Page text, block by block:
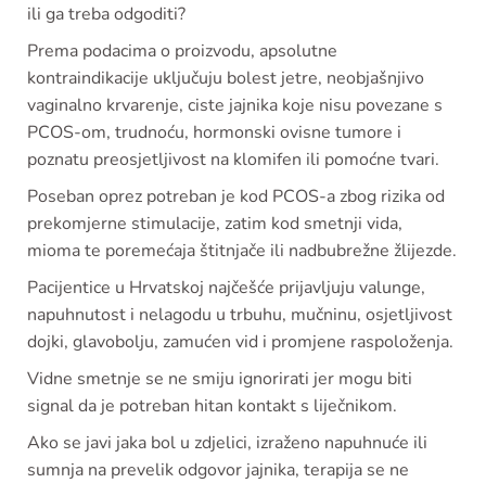
ili ga treba odgoditi?
Prema podacima o proizvodu, apsolutne
kontraindikacije uključuju bolest jetre, neobjašnjivo
vaginalno krvarenje, ciste jajnika koje nisu povezane s
PCOS-om, trudnoću, hormonski ovisne tumore i
poznatu preosjetljivost na klomifen ili pomoćne tvari.
Poseban oprez potreban je kod PCOS-a zbog rizika od
prekomjerne stimulacije, zatim kod smetnji vida,
mioma te poremećaja štitnjače ili nadbubrežne žlijezde.
Pacijentice u Hrvatskoj najčešće prijavljuju valunge,
napuhnutost i nelagodu u trbuhu, mučninu, osjetljivost
dojki, glavobolju, zamućen vid i promjene raspoloženja.
Vidne smetnje se ne smiju ignorirati jer mogu biti
signal da je potreban hitan kontakt s liječnikom.
Ako se javi jaka bol u zdjelici, izraženo napuhnuće ili
sumnja na prevelik odgovor jajnika, terapija se ne